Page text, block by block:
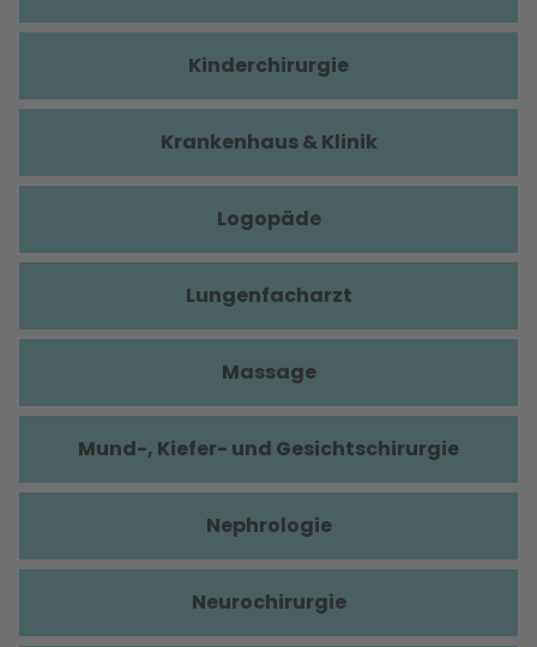
Kinderchirurgie
Krankenhaus & Klinik
Logopäde
Lungenfacharzt
Massage
Mund-, Kiefer- und Gesichtschirurgie
Nephrologie
Neurochirurgie